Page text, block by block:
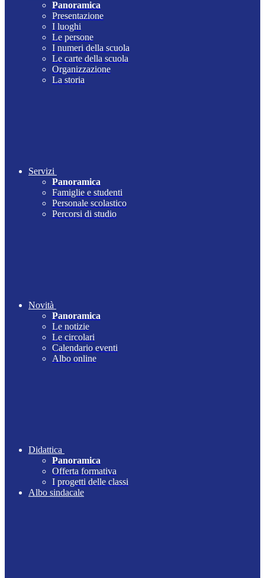
Panoramica
Presentazione
I luoghi
Le persone
I numeri della scuola
Le carte della scuola
Organizzazione
La storia
Servizi
Panoramica
Famiglie e studenti
Personale scolastico
Percorsi di studio
Novità
Panoramica
Le notizie
Le circolari
Calendario eventi
Albo online
Didattica
Panoramica
Offerta formativa
I progetti delle classi
Albo sindacale